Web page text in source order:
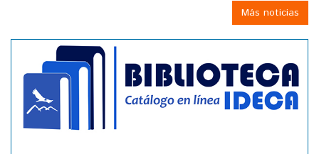
Más noticias